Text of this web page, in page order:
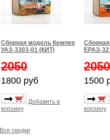
Сборная модель Кемпер
УАЗ-3303-01 (КИТ)
2050
1800 руб
Добавить в
корзину
ЕРАЗ-
2050
1500
корзину
Все скидки